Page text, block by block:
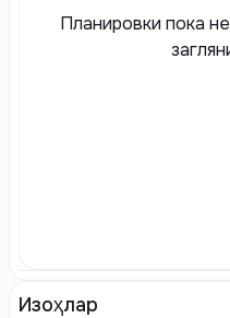
Планировки пока
Изоҳлар